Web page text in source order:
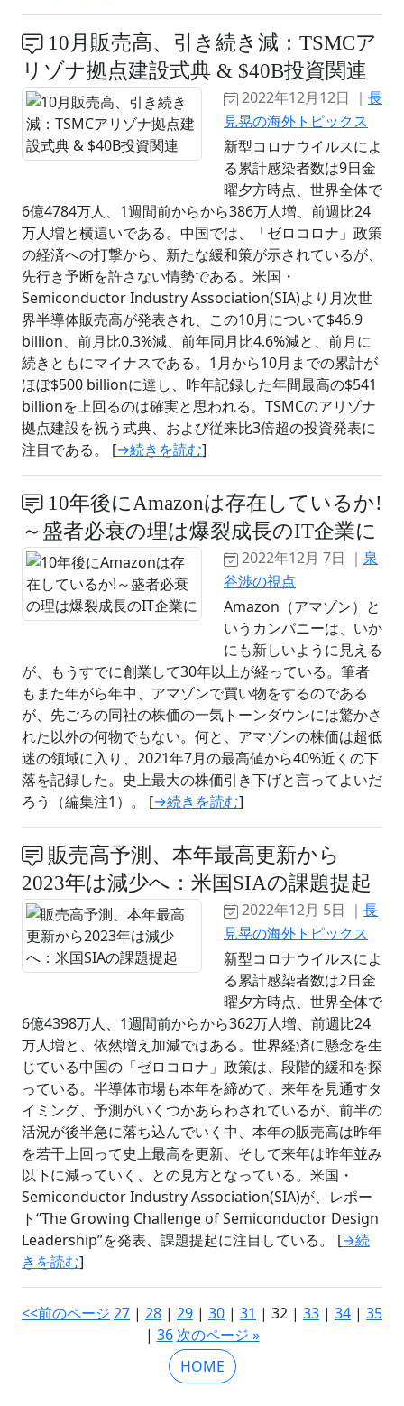
10月販売高、引き続き減：TSMCア
リゾナ拠点建設式典 & $40B投資関連
2022年12月12日 ｜ 長
見晃の海外トピックス
新型コロナウイルスによ
る累計感染者数は9日金
曜夕方時点、世界全体で
6億4784万人、1週間前からから386万人増、前週比24
万人増と横這いである。中国では、「ゼロコロナ」政策
の経済への打撃から、新たな緩和策が示されているが、
先行き予断を許さない情勢である。米国・
Semiconductor Industry Association(SIA)より月次世
界半導体販売高が発表され、この10月について$46.9
billion、前月比0.3%減、前年同月比4.6%減と、前月に
続きともにマイナスである。1月から10月までの累計が
ほぼ$500 billionに達し、昨年記録した年間最高の$541
billionを上回るのは確実と思われる。TSMCのアリゾナ
拠点建設を祝う式典、および従来比3倍超の投資発表に
注目である。 [→続きを読む]
10年後にAmazonは存在しているか!
～盛者必衰の理は爆裂成長のIT企業に
2022年12月 7日 ｜ 泉
谷渉の視点
Amazon（アマゾン）と
いうカンパニーは、いか
にも新しいように見える
が、もうすでに創業して30年以上が経っている。筆者
もまた年がら年中、アマゾンで買い物をするのである
が、先ごろの同社の株価の一気トーンダウンには驚かさ
れた以外の何物でもない。何と、アマゾンの株価は超低
迷の領域に入り、2021年7月の最高値から40%近くの下
落を記録した。史上最大の株価引き下げと言ってよいだ
ろう（編集注1）。 [→続きを読む]
販売高予測、本年最高更新から
2023年は減少へ：米国SIAの課題提起
2022年12月 5日 ｜ 長
見晃の海外トピックス
新型コロナウイルスによ
る累計感染者数は2日金
曜夕方時点、世界全体で
6億4398万人、1週間前からから362万人増、前週比24
万人増と、依然増え加減ではある。世界経済に懸念を生
じている中国の「ゼロコロナ」政策は、段階的緩和を探
っている。半導体市場も本年を締めて、来年を見通すタ
イミング、予測がいくつかあらわされているが、前半の
活況が後半急に落ち込んでいく中、本年の販売高は昨年
を若干上回って史上最高を更新、そして来年は昨年並み
以下に減っていく、との見方となっている。米国・
Semiconductor Industry Association(SIA)が、レポー
ト“The Growing Challenge of Semiconductor Design
Leadership”を発表、課題提起に注目している。 [→続
きを読む]
<<前のページ 27 | 28 | 29 | 30 | 31 | 32 | 33 | 34 | 35
| 36 次のページ »
HOME